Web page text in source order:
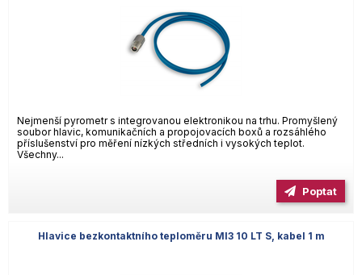
Nejmenší pyrometr s integrovanou elektronikou na trhu. Promyšlený
soubor hlavic, komunikačních a propojovacích boxů a rozsáhlého
příslušenství pro měření nízkých středních i vysokých teplot.
Všechny...
Poptat
Hlavice bezkontaktního teploměru MI3 10 LT S, kabel 1 m